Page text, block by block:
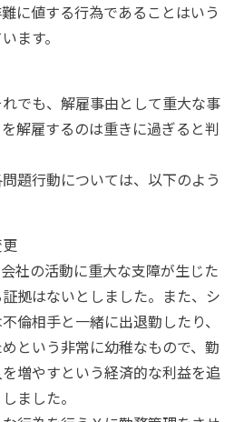
に値する行為であることはいう
ます。
でも、解雇事由として重大な事
解雇するのは重きに過ぎると判
題行動については、以下のよう
社の活動に重大な支障が生じた
拠はないとしました。また、シ
倫相手と一緒に出退勤したり、
という非常に幼稚なもので、勤
増やすという経済的な利益を追
ました。